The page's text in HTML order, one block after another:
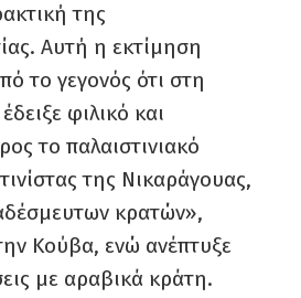
της
Αυτή η εκτίμηση
το γεγονός ότι στη
φιλικό και
το παλαιστινιακό
της Νικαράγουας,
κρατών»,
Κούβα, ενώ ανέπτυξε
με αραβικά κράτη.